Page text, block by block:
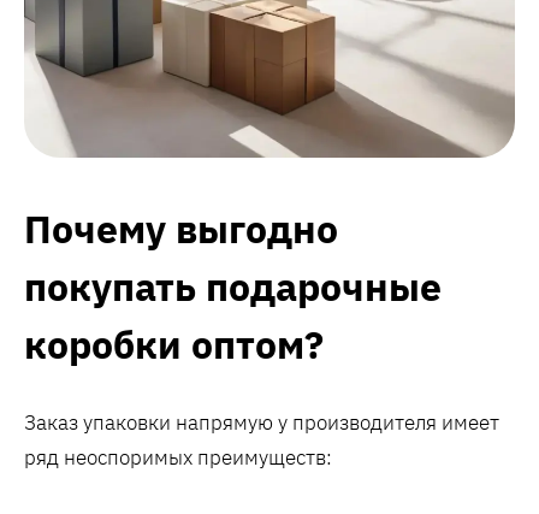
Почему выгодно
покупать подарочные
коробки оптом?
Заказ упаковки напрямую у производителя имеет
ряд неоспоримых преимуществ: